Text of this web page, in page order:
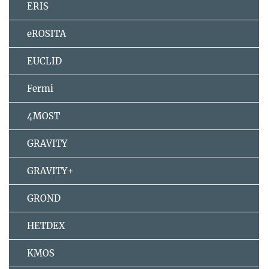
ERIS
eROSITA
EUCLID
Fermi
4MOST
GRAVITY
GRAVITY+
GROND
HETDEX
KMOS